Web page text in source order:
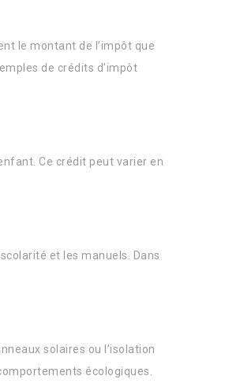
le montant de l’impôt que
de crédits d’impôt
Ce crédit peut varier en
et les manuels. Dans
solaires ou l’isolation
écologiques.